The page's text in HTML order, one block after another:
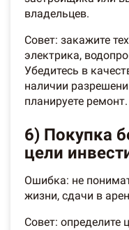
владельцев.
Совет: закажите
электрика,
Убедитесь в
наличии
планируете ремонт.
6) Покупка
цели
Ошибка: не
жизни, сдачи в
Совет: